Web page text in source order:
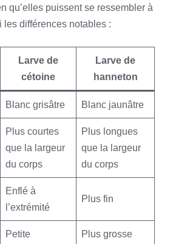
qu’elles puissent se ressembler à
les différences notables :
Larve de
cétoine
Larve de
hanneton
Blanc grisâtre Blanc jaunâtre
Plus courtes
que la largeur
du corps
Plus longues
que la largeur
du corps
Enflé à
l’extrémité
Plus fin
Petite Plus grosse